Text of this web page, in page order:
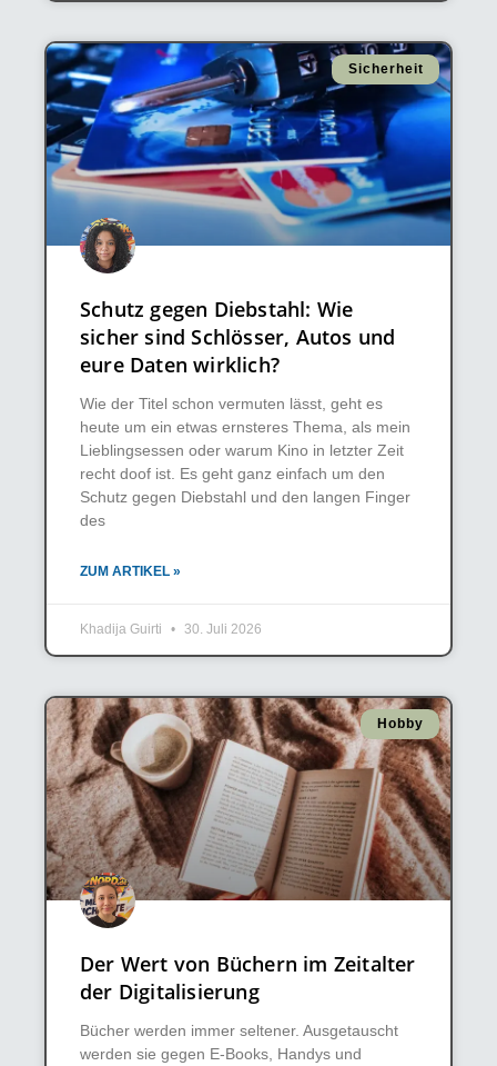
Sicherheit
Schutz gegen Diebstahl: Wie
sicher sind Schlösser, Autos und
eure Daten wirklich?
Wie der Titel schon vermuten lässt, geht es
heute um ein etwas ernsteres Thema, als mein
Lieblingsessen oder warum Kino in letzter Zeit
recht doof ist. Es geht ganz einfach um den
Schutz gegen Diebstahl und den langen Finger
des
ZUM ARTIKEL »
Khadija Guirti 30. Juli 2026
Hobby
Der Wert von Büchern im Zeitalter
der Digitalisierung
Bücher werden immer seltener. Ausgetauscht
werden sie gegen E-Books, Handys und